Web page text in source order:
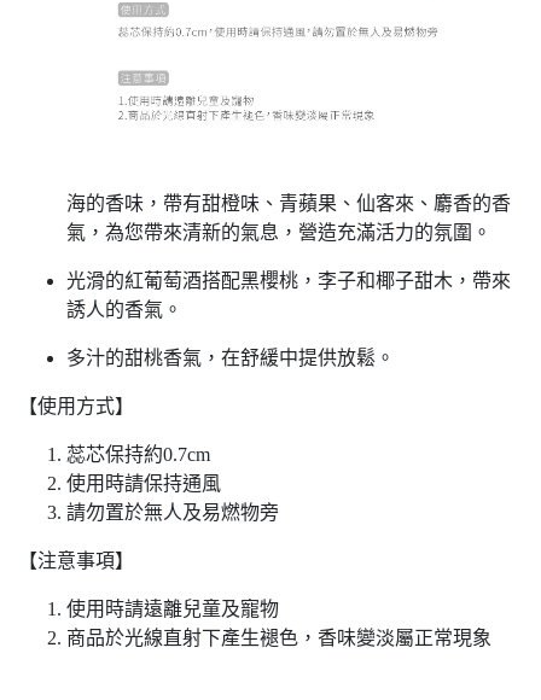
海的香味，帶有甜橙味、青蘋果、仙客來、麝香的香
氣，為您帶來清新的氣息，營造充滿活力的氛圍。
光滑的紅葡萄酒搭配黑櫻桃，李子和椰子甜木，帶來
誘人的香氣。
多汁的甜桃香氣，在舒緩中提供放鬆。
【使用方式】
蕊芯保持約0.7cm
使用時請保持通風
請勿置於無人及易燃物旁
【注意事項】
使用時請遠離兒童及寵物
商品於光線直射下產生褪色，香味變淡屬正常現象